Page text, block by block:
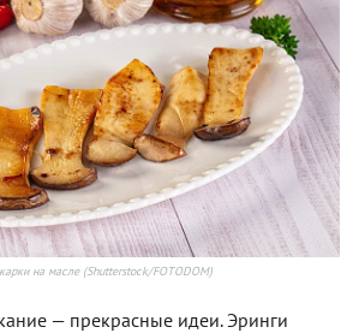
на масле (Shutterstock/FOTODOM)
— прекрасные идеи. Эринги